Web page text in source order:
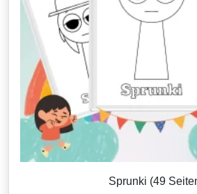
Sprunki (49